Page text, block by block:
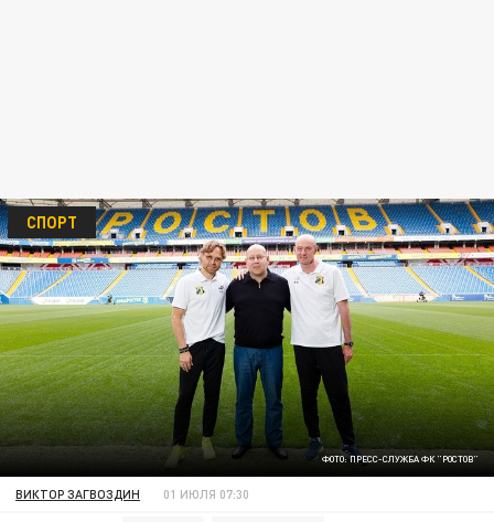
ФОТО: ПРЕСС-СЛУЖБА ФК "РОСТОВ"
СПОРТ
ВИКТОР ЗАГВОЗДИН 01 ИЮЛЯ 07:30